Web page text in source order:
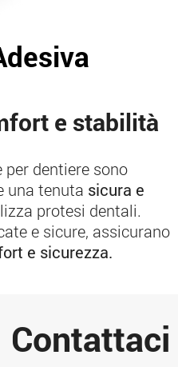
e stabilità
per dentiere sono
una tenuta sicura e
protesi dentali.
e sicure, assicurano
e sicurezza.
Contattaci